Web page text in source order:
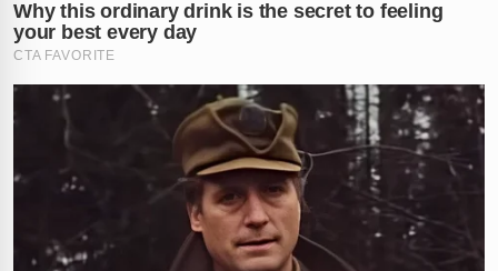
por justiça pelo jovem que teve seu futuro
interrompido.